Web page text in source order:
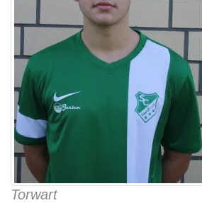
Torwart